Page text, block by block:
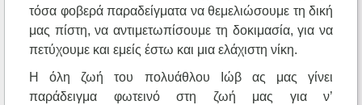
τόσα φοβερά παραδείγματα να θεμελιώσουμε τη δική
μας πίστη, να αντιμετωπίσουμε τη δοκιμασία, για να
πετύχουμε και εμείς έστω και μια ελάχιστη νίκη.
Η όλη ζωή του πολυάθλου Ιώβ ας μας γίνει
παράδειγμα φωτεινό στη ζωή μας για ν’